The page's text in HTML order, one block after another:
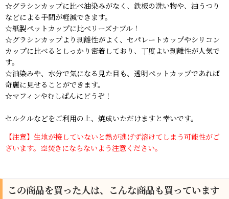
☆グラシンカップに比べ油染みがなく、鉄板の洗い物や、油うつり
などによる手間が軽減できます。
☆紙製ペットカップに比べリーズナブル！
☆グラシンカップより剥離性がよく、セパレートカップやシリコン
カップに比べるとしっかり密着しており、丁度よい剥離性が人気で
す。
☆油染みや、水分で気になる見た目も、透明ペットカップであれば
奇麗に見せることができます。
☆マフィンやむしぱんにどうぞ！
セルクルなどをご利用の上、焼成いただけますと幸いです。
【注意】生地が接していないと熱が逃げず溶けてしまう可能性がご
ざいます。空焚きにならないよう注意ください。
この商品を買った人は、こんな商品も買っています